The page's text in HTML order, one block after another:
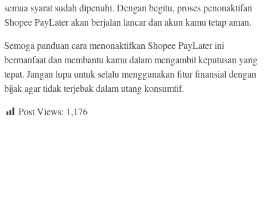
semua syarat sudah dipenuhi. Dengan begitu, proses penonaktifan
Shopee PayLater akan berjalan lancar dan akun kamu tetap aman.
Semoga panduan cara menonaktifkan Shopee PayLater ini
bermanfaat dan membantu kamu dalam mengambil keputusan yang
tepat. Jangan lupa untuk selalu menggunakan fitur finansial dengan
bijak agar tidak terjebak dalam utang konsumtif.
Post Views: 1,176